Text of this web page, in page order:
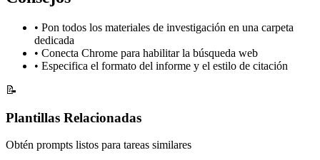
• Pon todos los materiales de investigación en una carpeta
dedicada
• Conecta Chrome para habilitar la búsqueda web
• Especifica el formato del informe y el estilo de citación
📝
Plantillas Relacionadas
Obtén prompts listos para tareas similares